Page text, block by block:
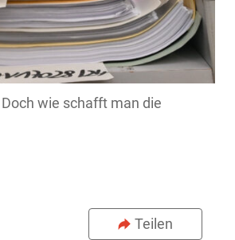
wie schafft man die
Teilen